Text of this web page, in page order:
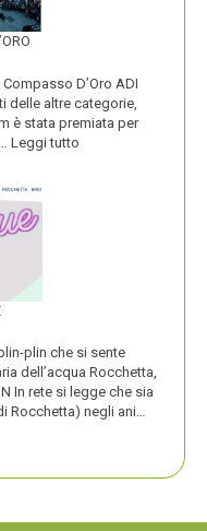
D’Oro ADI
delle altre categorie,
è stata premiata per
Leggi tutto
plin che si sente
dell’acqua Rocchetta,
In rete si legge che sia
Rocchetta) negli ani…